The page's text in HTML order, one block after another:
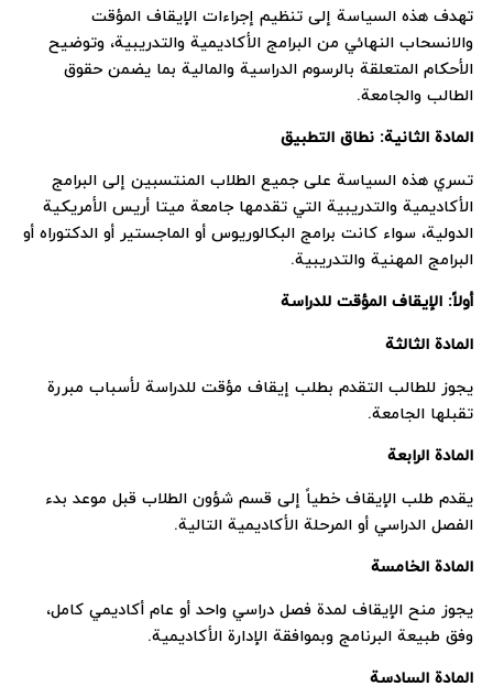
تهدف هذه السياسة إلى تنظيم إجراءات الإيقاف المؤقت
والانسحاب النهائي من البرامج الأكاديمية والتدريبية، وتوضيح
الأحكام المتعلقة بالرسوم الدراسية والمالية بما يضمن حقوق
الطالب والجامعة.
المادة الثانية: نطاق التطبيق
تسري هذه السياسة على جميع الطلاب المنتسبين إلى البرامج
الأكاديمية والتدريبية التي تقدمها جامعة ميتا أريس الأمريكية
الدولية، سواء كانت برامج البكالوريوس أو الماجستير أو الدكتوراه أو
البرامج المهنية والتدريبية.
أولاً: الإيقاف المؤقت للدراسة
المادة الثالثة
يجوز للطالب التقدم بطلب إيقاف مؤقت للدراسة لأسباب مبررة
تقبلها الجامعة.
المادة الرابعة
يقدم طلب الإيقاف خطياً إلى قسم شؤون الطلاب قبل موعد بدء
الفصل الدراسي أو المرحلة الأكاديمية التالية.
المادة الخامسة
يجوز منح الإيقاف لمدة فصل دراسي واحد أو عام أكاديمي كامل،
وفق طبيعة البرنامج وبموافقة الإدارة الأكاديمية.
المادة السادسة